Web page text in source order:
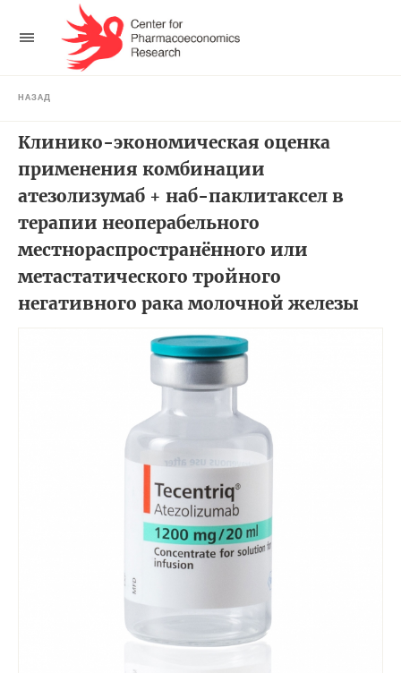
НАЗАД
Клинико-экономическая оценка
применения комбинации
атезолизумаб + наб-паклитаксел в
терапии неоперабельного
местнораспространённого или
метастатического тройного
негативного рака молочной железы